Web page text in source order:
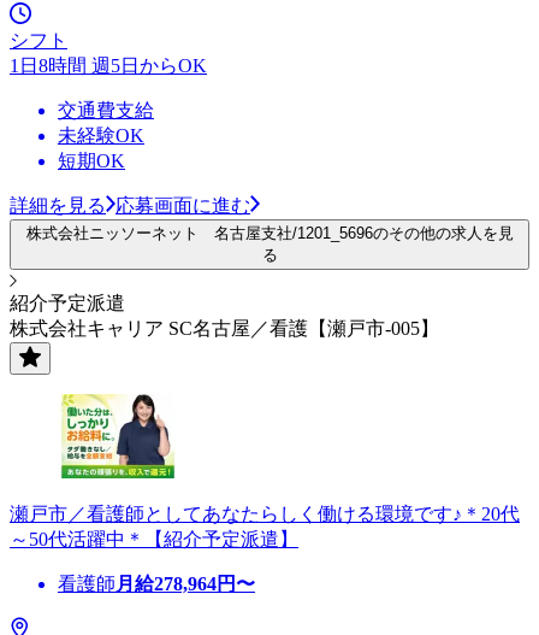
シフト
1日8時間 週5日からOK
交通費支給
未経験OK
短期OK
詳細を見る 応募画面に進む
株式会社ニッソーネット 名古屋支社/1201_5696のその他の求人を見
る
紹介予定派遣
株式会社キャリア SC名古屋／看護【瀬戸市-005】
瀬戸市／看護師としてあなたらしく働ける環境です♪＊20代
～50代活躍中＊【紹介予定派遣】
看護師 月給278,964円〜